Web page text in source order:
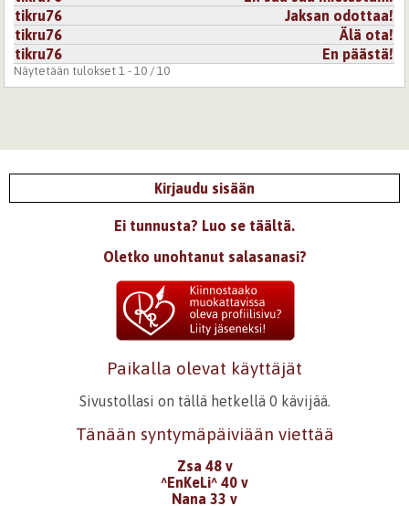
tikru76
Jaksan odottaa!
tikru76
Älä ota!
tikru76
En päästä!
Näytetään tulokset 1 - 10 / 10
Kirjaudu sisään
Ei tunnusta? Luo se täältä.
Oletko unohtanut salasanasi?
Paikalla olevat käyttäjät
Sivustollasi on tällä hetkellä 0 kävijää.
Tänään syntymäpäiviään viettää
Zsa 48 v
^EnKeLi^ 40 v
Nana 33 v